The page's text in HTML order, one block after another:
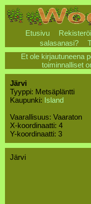
Etusivu
salasanasi?
Et ole kirjautuneena
toiminnalliset
Järvi
Tyyppi: Metsäpläntti
Kaupunki: Island
Vaarallisuus: Vaaraton
X-koordinaatti: 4
Y-koordinaatti: 3
Järvi